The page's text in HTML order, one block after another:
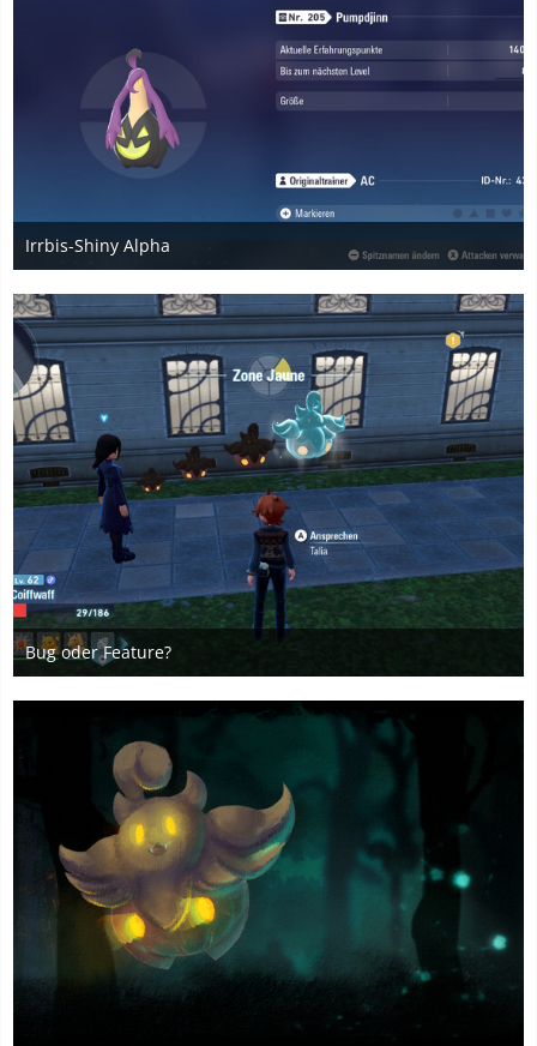
Irrbis-Shiny Alpha
1. November 2025
4
Bug oder Feature?
29. Oktober 2025
4